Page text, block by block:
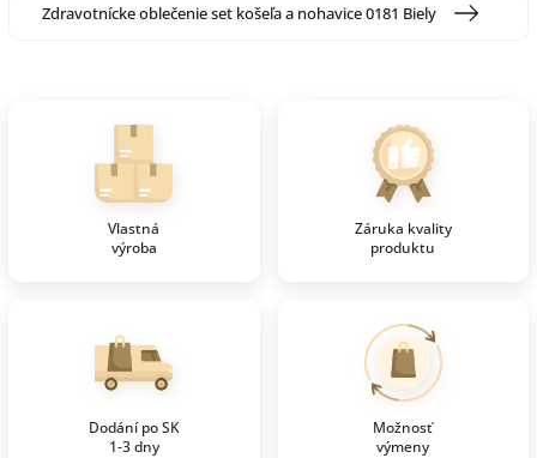
Zdravotnícke oblečenie set košeľa a nohavice 0181 Biely
Vlastná
výroba
Záruka kvality
produktu
Dodání po SK
1-3 dny
Možnosť
výmeny